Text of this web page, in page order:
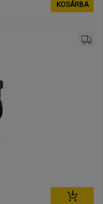
KOSÁRBA